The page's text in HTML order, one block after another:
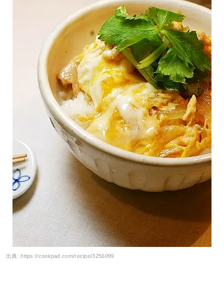
出典: https://cookpad.com/recipe/3256099